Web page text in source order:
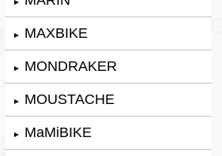
► MAXBIKE
► MONDRAKER
► MOUSTACHE
► MaMiBIKE